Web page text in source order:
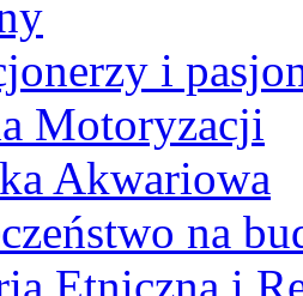
i
Motoryzacji
Akwariowa
na
Etniczna i